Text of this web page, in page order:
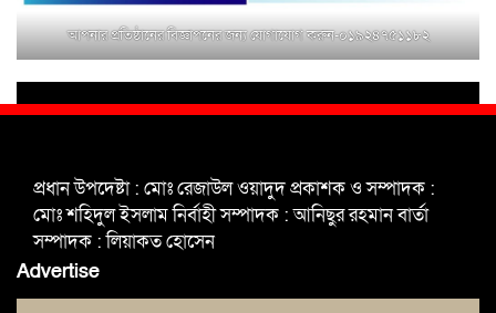
শহিদুল ইসলাম বাবুলের হাত ধরে বদলে
আংশিক কমিটি, ৩০ দিনে পূর্ণাঙ্গ করার
নির্দেশ
মুক্তাগাছায় দাওগাঁও এ চিহ্নিত মাদক
প্রতিবাদে বিক্ষোভ সমাবেশ
আপনার প্রতিষ্ঠানের বিজ্ঞাপনের জন্য যোগাযোগ করুন-০১৯২৪৭৫১১৮২
প্রধান উপদেষ্টা : মোঃ রেজাউল ওয়াদুদ প্রকাশক ও সম্পাদক :
মোঃ শহিদুল ইসলাম নির্বাহী সম্পাদক : আনিছুর রহমান বার্তা
সম্পাদক : লিয়াকত হোসেন
Advertise